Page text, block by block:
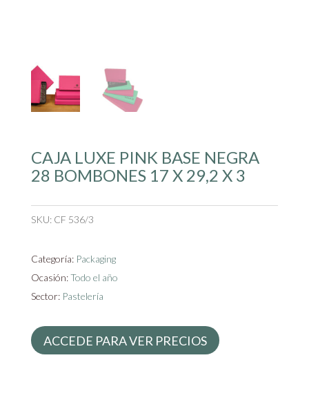
CAJA LUXE PINK BASE NEGRA
28 BOMBONES 17 X 29,2 X 3
SKU: CF 536/3
Categoría: Packaging
Ocasión:Todo el año
Sector: Pastelería
ACCEDE PARA VER PRECIOS